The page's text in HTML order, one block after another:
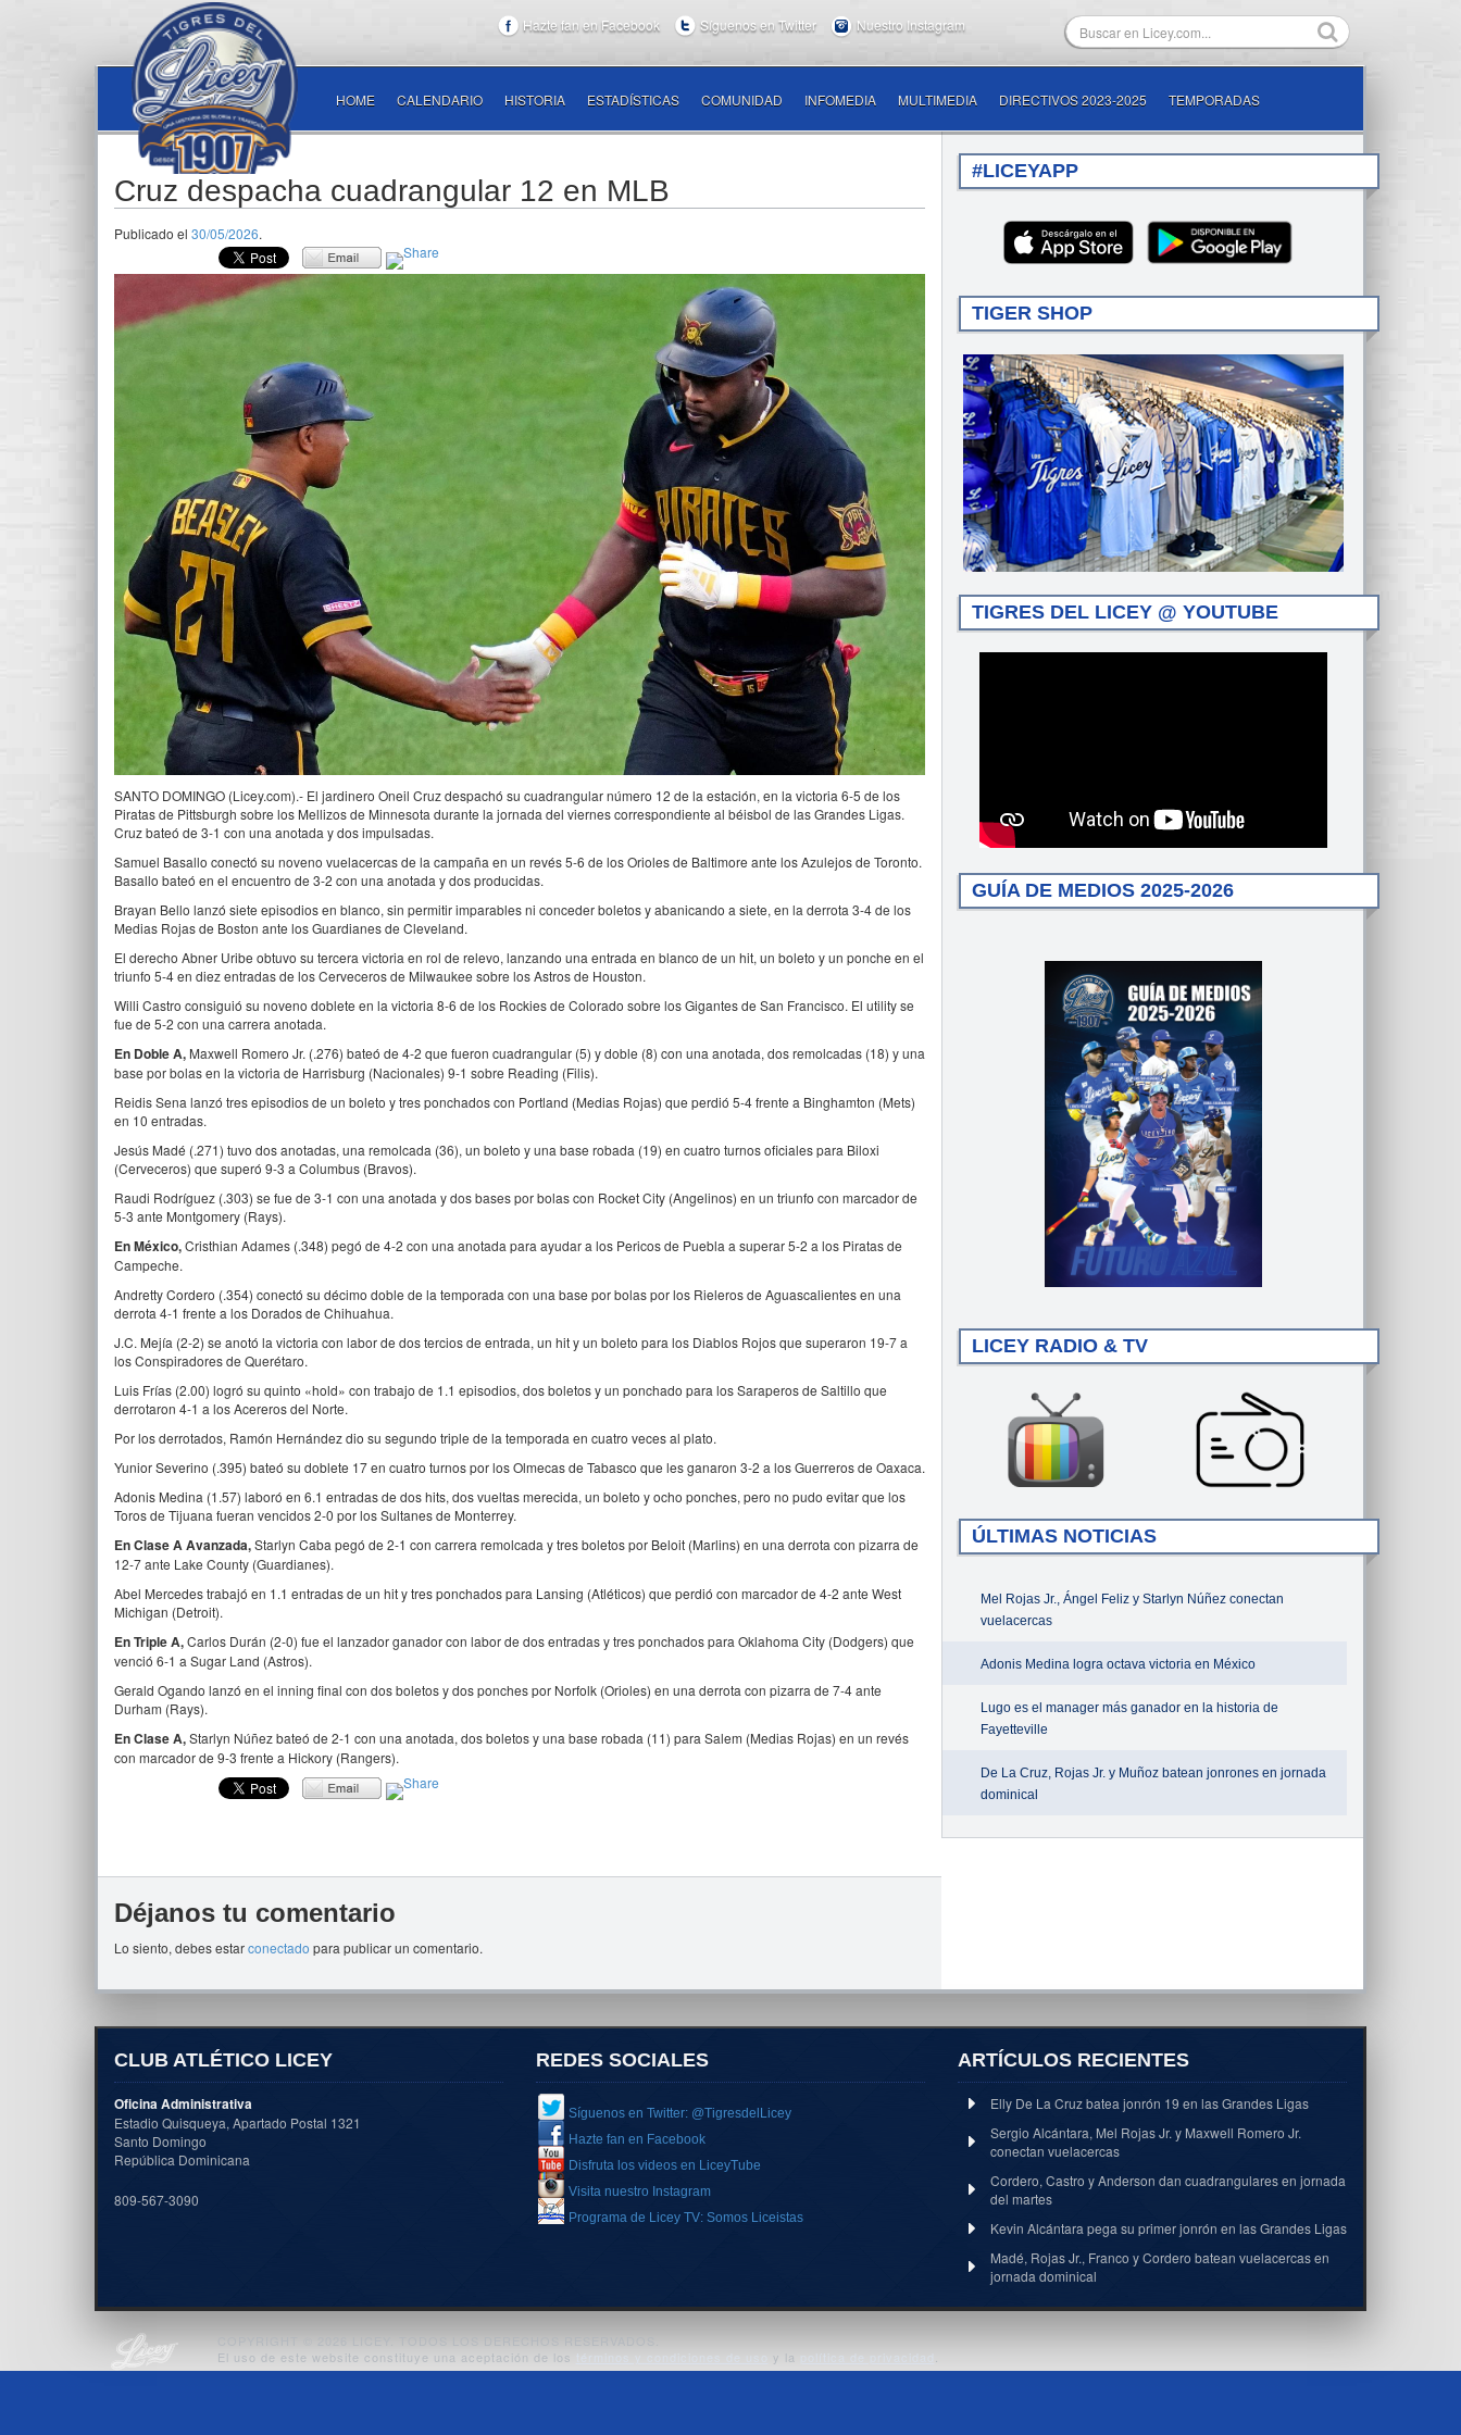
Hazte fan en Facebook Síguenos en Twitter Nuestro Instagram
HOME CALENDARIO HISTORIA ESTADÍSTICAS COMUNIDAD INFOMEDIA MULTIMEDIA DIRECTIVOS 2023-2025 TEMPORADAS
Cruz despacha cuadrangular 12 en MLB
Publicado el 30/05/2026.
SANTO DOMINGO (Licey.com).- El jardinero Oneil Cruz despachó su cuadrangular número 12 de la estación, en la victoria 6-5 de los
Piratas de Pittsburgh sobre los Mellizos de Minnesota durante la jornada del viernes correspondiente al béisbol de las Grandes Ligas.
Cruz bateó de 3-1 con una anotada y dos impulsadas.
Samuel Basallo conectó su noveno vuelacercas de la campaña en un revés 5-6 de los Orioles de Baltimore ante los Azulejos de Toronto.
Basallo bateó en el encuentro de 3-2 con una anotada y dos producidas.
Brayan Bello lanzó siete episodios en blanco, sin permitir imparables ni conceder boletos y abanicando a siete, en la derrota 3-4 de los
Medias Rojas de Boston ante los Guardianes de Cleveland.
El derecho Abner Uribe obtuvo su tercera victoria en rol de relevo, lanzando una entrada en blanco de un hit, un boleto y un ponche en el
triunfo 5-4 en diez entradas de los Cerveceros de Milwaukee sobre los Astros de Houston.
Willi Castro consiguió su noveno doblete en la victoria 8-6 de los Rockies de Colorado sobre los Gigantes de San Francisco. El utility se
fue de 5-2 con una carrera anotada.
En Doble A, Maxwell Romero Jr. (.276) bateó de 4-2 que fueron cuadrangular (5) y doble (8) con una anotada, dos remolcadas (18) y una
base por bolas en la victoria de Harrisburg (Nacionales) 9-1 sobre Reading (Filis).
Reidis Sena lanzó tres episodios de un boleto y tres ponchados con Portland (Medias Rojas) que perdió 5-4 frente a Binghamton (Mets)
en 10 entradas.
Jesús Madé (.271) tuvo dos anotadas, una remolcada (36), un boleto y una base robada (19) en cuatro turnos oficiales para Biloxi
(Cerveceros) que superó 9-3 a Columbus (Bravos).
Raudi Rodríguez (.303) se fue de 3-1 con una anotada y dos bases por bolas con Rocket City (Angelinos) en un triunfo con marcador de
5-3 ante Montgomery (Rays).
En México,Cristhian Adames (.348) pegó de 4-2 con una anotada para ayudar a los Pericos de Puebla a superar 5-2 a los Piratas de
Campeche.
Andretty Cordero (.354) conectó su décimo doble de la temporada con una base por bolas por los Rieleros de Aguascalientes en una
derrota 4-1 frente a los Dorados de Chihuahua.
J.C. Mejía (2-2) se anotó la victoria con labor de dos tercios de entrada, un hit y un boleto para los Diablos Rojos que superaron 19-7 a
los Conspiradores de Querétaro.
Luis Frías (2.00) logró su quinto «hold» con trabajo de 1.1 episodios, dos boletos y un ponchado para los Saraperos de Saltillo que
derrotaron 4-1 a los Acereros del Norte.
Por los derrotados, Ramón Hernández dio su segundo triple de la temporada en cuatro veces al plato.
Yunior Severino (.395) bateó su doblete 17 en cuatro turnos por los Olmecas de Tabasco que les ganaron 3-2 a los Guerreros de Oaxaca.
Adonis Medina (1.57) laboró en 6.1 entradas de dos hits, dos vueltas merecida, un boleto y ocho ponches, pero no pudo evitar que los
Toros de Tijuana fueran vencidos 2-0 por los Sultanes de Monterrey.
En Clase A Avanzada,Starlyn Caba pegó de 2-1 con carrera remolcada y tres boletos por Beloit (Marlins) en una derrota con pizarra de
12-7 ante Lake County (Guardianes).
Abel Mercedes trabajó en 1.1 entradas de un hit y tres ponchados para Lansing (Atléticos) que perdió con marcador de 4-2 ante West
Michigan (Detroit).
En Triple A,Carlos Durán (2-0) fue el lanzador ganador con labor de dos entradas y tres ponchados para Oklahoma City (Dodgers) que
venció 6-1 a Sugar Land (Astros).
Gerald Ogando lanzó en el inning final con dos boletos y dos ponches por Norfolk (Orioles) en una derrota con pizarra de 7-4 ante
Durham (Rays).
En Clase A,Starlyn Núñez bateó de 2-1 con una anotada, dos boletos y una base robada (11) para Salem (Medias Rojas) en un revés
con marcador de 9-3 frente a Hickory (Rangers).
Déjanos tu comentario
Lo siento, debes estarconectado para publicar un comentario.
#LICEYAPP
TIGER SHOP
TIGRES DEL LICEY @ YOUTUBE
GUÍA DE MEDIOS 2025-2026
LICEY RADIO & TV
ÚLTIMAS NOTICIAS
Mel Rojas Jr., Ángel Feliz y Starlyn Núñez conectan
vuelacercas
Adonis Medina logra octava victoria en México
Lugo es el manager más ganador en la historia de
Fayetteville
De La Cruz, Rojas Jr. y Muñoz batean jonrones en jornada
dominical
CLUB ATLÉTICO LICEY
Oficina Administrativa
Estadio Quisqueya, Apartado Postal 1321
Santo Domingo
República Dominicana
809-567-3090
REDES SOCIALES
Síguenos en Twitter: @TigresdelLicey
Hazte fan en Facebook
Disfruta los videos en LiceyTube
Visita nuestro Instagram
Programa de Licey TV: Somos Liceistas
ARTÍCULOS RECIENTES
Elly De La Cruz batea jonrón 19 en las Grandes Ligas
Sergio Alcántara, Mel Rojas Jr. y Maxwell Romero Jr.
conectan vuelacercas
Cordero, Castro y Anderson dan cuadrangulares en jornada
del martes
Kevin Alcántara pega su primer jonrón en las Grandes Ligas
Madé, Rojas Jr., Franco y Cordero batean vuelacercas en
jornada dominical
El uso de este website constituye una aceptación de los términos y condiciones de uso y la política de privacidad